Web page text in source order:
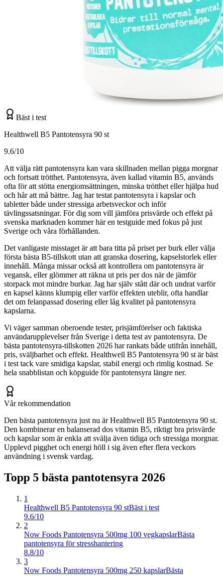
Bäst i test
Healthwell B5 Pantotensyra 90 st
9.6/10
Att välja rätt pantotensyra kan vara skillnaden mellan pigga morgnar
och fortsatt trötthet. Pantotensyra, även kallad vitamin B5, används
ofta för att stötta energiomsättningen, minska trötthet eller hjälpa hud
och hår att må bättre. Jag har testat pantotensyra i kapslar och
tabletter både under stressiga arbetsveckor och inför
tävlingssatsningar. För dig som vill jämföra prisvärde och effekt på
svenska marknaden kommer här en testguide med fokus på just
Sverige och våra förhållanden.
Det vanligaste misstaget är att bara titta på priset per burk eller välja
första bästa B5-tillskott utan att granska dosering, kapselstorlek eller
innehåll. Många missar också att kontrollera om pantotensyra är
vegansk, eller glömmer att räkna ut pris per dos när de jämför
storpack mot mindre burkar. Jag har själv stått där och undrat varför
en kapsel känns klumpig eller varför effekten uteblir, ofta handlar
det om felanpassad dosering eller låg kvalitet på pantotensyra
kapslarna.
Vi väger samman oberoende tester, prisjämförelser och faktiska
användarupplevelser från Sverige i detta test av pantotensyra. De
bästa pantotensyra-tillskotten 2026 har rankats både utifrån innehåll,
pris, sväljbarhet och effekt. Healthwell B5 Pantotensyra 90 st är bäst
i test tack vare smidiga kapslar, stabil energi och rimlig kostnad. Se
hela snabblistan och köpguide för pantotensyra längre ner.
Vår rekommendation
Den bästa pantotensyra just nu är Healthwell B5 Pantotensyra 90 st.
Den kombinerar en balanserad dos vitamin B5, riktigt bra prisvärde
och kapslar som är enkla att svälja även tidiga och stressiga morgnar.
Upplevd pigghet och energi höll i sig även efter flera veckors
användning i svensk vardag.
Topp 5 bästa pantotensyra 2026
1
Healthwell B5 Pantotensyra 90 stBäst i test
9.6/10
2
Now Foods Pantotensyra 500mg 100 vegkapslarBästa
pantotensyra för stresshantering
8.8/10
3
Now Foods Pantotensyra 500mg 250 kapslarBästa